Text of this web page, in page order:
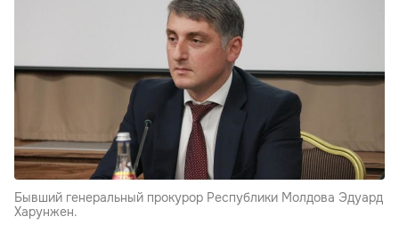
Бывший генеральный прокурор Республики Молдова Эдуард
Харунжен.